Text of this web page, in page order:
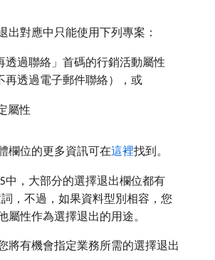
出對應中只能使用下列專案：
透過聯絡」首碼的行銷活動屬性
再透過電子郵件聯絡），或
屬性
欄位的更多資訊可在這裡找到。
中，大部分的選擇退出欄位都有
詞，不過，如果資料型別相容，您
屬性作為選擇退出的用途。
將有機會指定業務所需的選擇退出